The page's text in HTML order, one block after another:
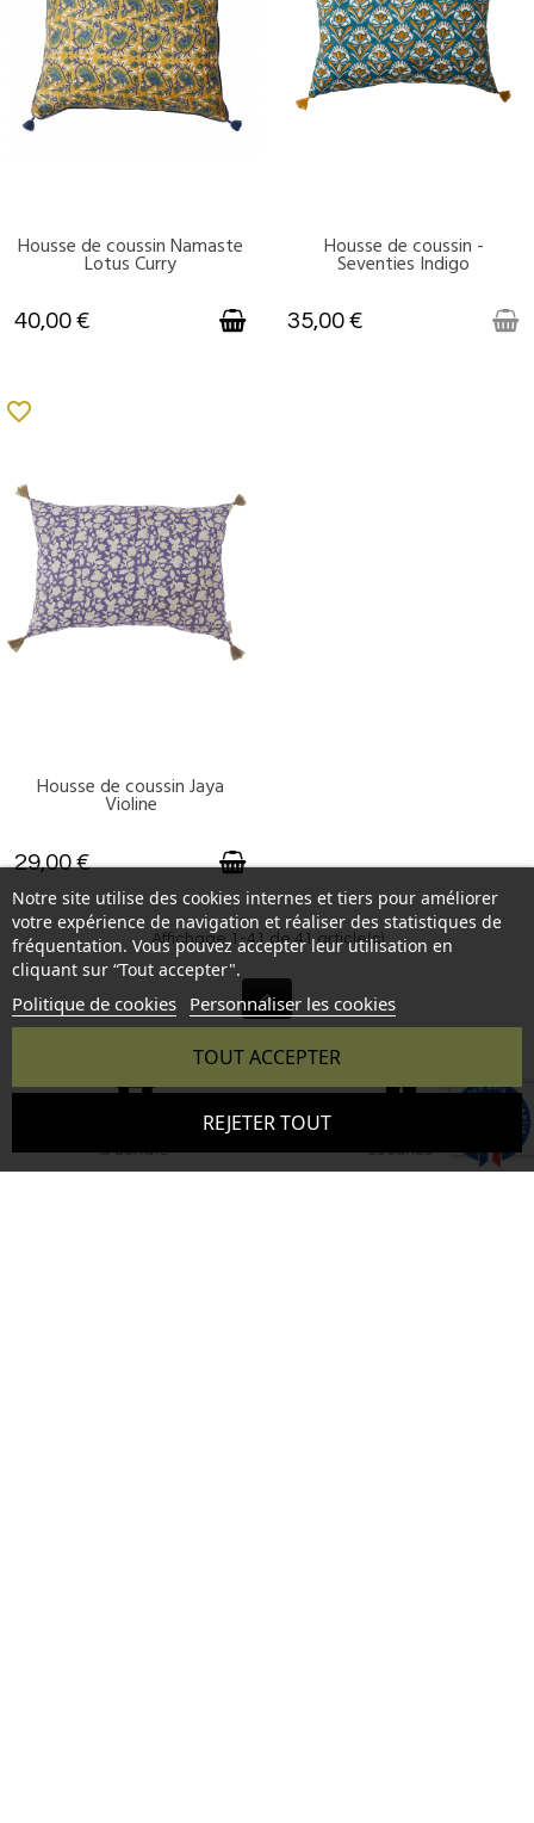
DERNIERS ARTICLES EN STOCK
Housse de coussin Namaste
Lotus Curry
40,00 €
VICTIME DE SON SUCCÈS
Housse de coussin -
Seventies Indigo
35,00 €
DERNIERS ARTICLES EN STOCK
favorite_border
Housse de coussin Jaya
Violine
29,00 €
Affichage 1-41 de 41 article(s)
Livraison offerte
En France à partir de 80 €
d'achats
Paiement sécurisé
Paiement en ligne 100%
sécurisé
Notre site utilise des cookies internes et tiers pour améliorer
votre expérience de navigation et réaliser des statistiques de
fréquentation. Vous pouvez accepter leur utilisation en
cliquant sur “Tout accepter".
Politique de cookies Personnaliser les cookies
REJETER TOUT
TOUT ACCEPTER